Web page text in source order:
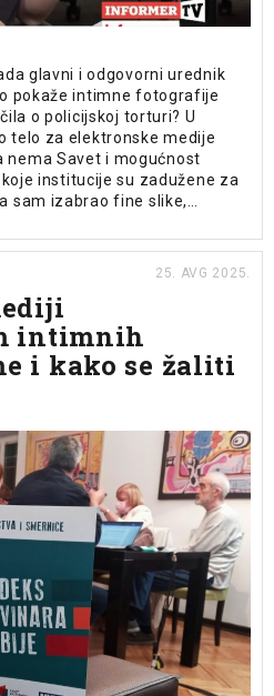
glavni i odgovorni urednik
pokaže intimne fotografije
o policijskoj torturi? U
telo za elektronske medije
nema Savet i mogućnost
institucije su zadužene za
sam izabrao fine slike,…
25. AVG 2025.
intimnih
i kako se žaliti